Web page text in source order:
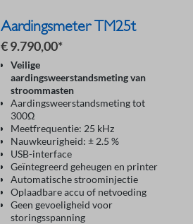
Aardingsmeter TM25t
€ 9.790,00*
Veilige
aardingsweerstandsmeting van
stroommasten
Aardingsweerstandsmeting tot
300Ω
Meetfrequentie: 25 kHz
Nauwkeurigheid: ± 2.5 %
USB-interface
Geïntegreerd geheugen en printer
Automatische stroominjectie
Oplaadbare accu of netvoeding
Geen gevoeligheid voor
storingsspanning